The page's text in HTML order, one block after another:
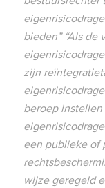
bieden” “Als de
zijn
beroep
een publieke of
wijze geregeld